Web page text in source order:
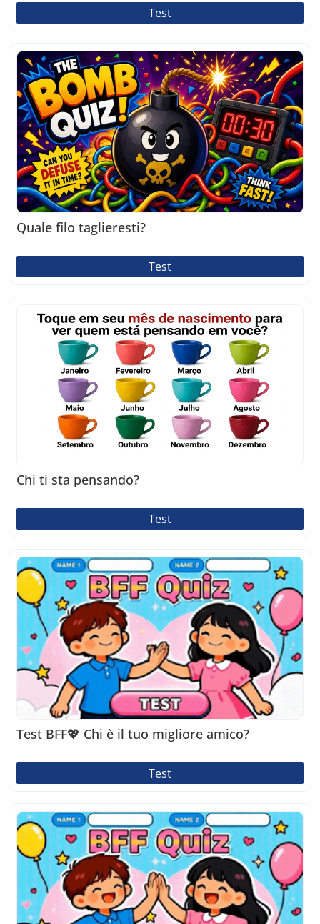
Test
Quale filo taglieresti?
Test
Chi ti sta pensando?
Test
Test BFF💖 Chi è il tuo migliore amico?
Test